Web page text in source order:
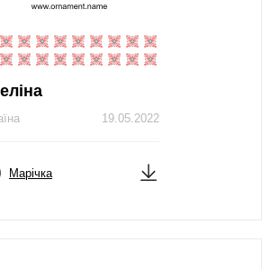
19.05.2022
Марічка